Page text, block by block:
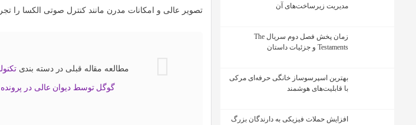
مدیریت زیرساخت‌های آن
زمان پخش فصل دوم سریال The
Testaments و جزئیات داستان
بهترین اسپرسوساز خانگی حرفه‌ای مرکی
با قابلیت‌های هوشمند
افزایش حملات فیزیکی به دارندگان بزرگ
تصویر عالی و امکانات مدرن مانند کنترل صوتی الکسا را
مطالعه مقاله قبلی در دسته بندی
گوگل توسط دیوان عالی در